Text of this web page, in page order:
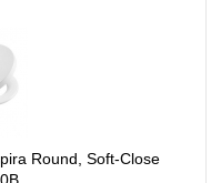
Round, Soft-Close